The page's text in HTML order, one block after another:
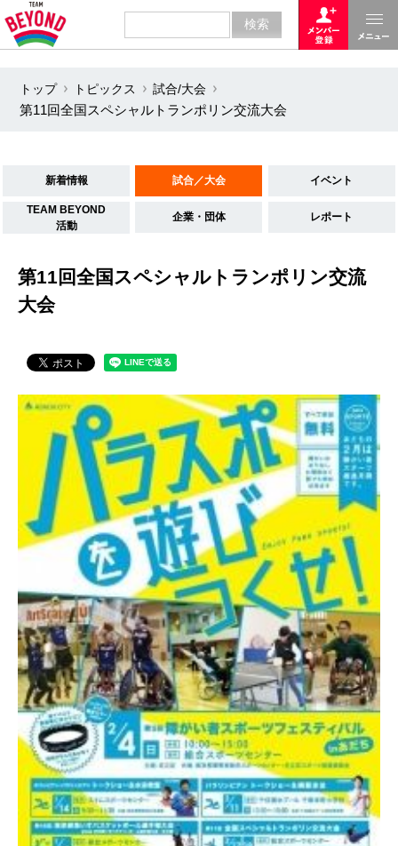
トップ トピックス
試合/大会
第11回全国スペシャルトランポリン交流大会
新着情報 試合／大会 イベント
TEAM BEYOND
活動
企業・団体 レポート
第11回全国スペシャルトランポリン交流
大会